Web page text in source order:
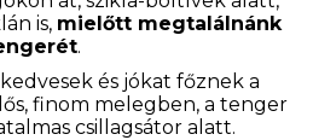
is, mielőtt megtalálnánk
.
és jókat főznek a
finom melegben, a tenger
csillagsátor alatt.